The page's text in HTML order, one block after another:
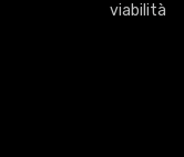
viabilità